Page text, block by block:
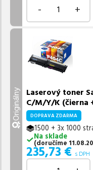
- +
Originálny Laserový toner
C/M/Y/K (čierna
DOPRAVA ZDARMA
1500 + 3x 1000
Na sklade
(doručíme
235,73 € s DPH